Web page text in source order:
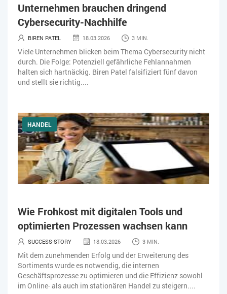
Unternehmen brauchen dringend
Cybersecurity-Nachhilfe
BIREN PATEL 18.03.2026 3 MIN.
Viele Unternehmen blicken beim Thema Cybersecurity nicht
durch. Die Folge: Potenziell gefährliche Fehlannahmen
halten sich hartnäckig. Biren Patel falsifiziert fünf davon
und stellt sie richtig....
HANDEL
Wie Frohkost mit digitalen Tools und
optimierten Prozessen wachsen kann
SUCCESS-STORY 18.03.2026 3 MIN.
Mit dem zunehmenden Erfolg und der Erweiterung des
Sortiments wurde es notwendig, die internen
Geschäftsprozesse zu optimieren und die Effizienz sowohl
im Online- als auch im stationären Handel zu steigern....